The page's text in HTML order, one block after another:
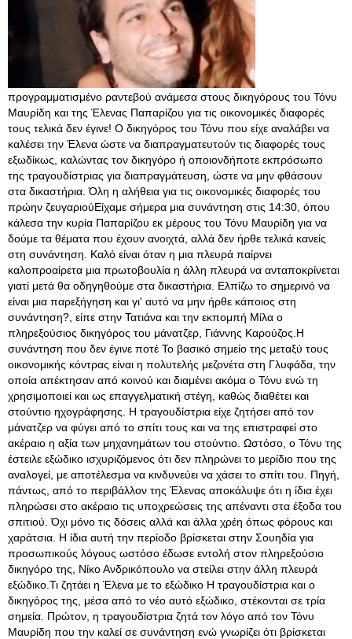
προγραμματισμένο ραντεβού ανάμεσα στους δικηγόρους του Τόνυ
Μαυρίδη και της Έλενας Παπαρίζου για τις οικονομικές διαφορές
τους τελικά δεν έγινε! Ο δικηγόρος του Τόνυ που είχε αναλάβει να
καλέσει την Έλενα ώστε να διαπραγματευτούν τις διαφορές τους
εξωδίκως, καλώντας τον δικηγόρο ή οποιονδήποτε εκπρόσωπο
της τραγουδίστριας για διαπραγμάτευση, ώστε να μην φθάσουν
στα δικαστήρια. Όλη η αλήθεια για τις οικονομικές διαφορές του
πρώην ζευγαριούΕίχαμε σήμερα μια συνάντηση στις 14:30, όπου
κάλεσα την κυρία Παπαρίζου εκ μέρους του Τόνυ Μαυρίδη για να
δούμε τα θέματα που έχουν ανοιχτά, αλλά δεν ήρθε τελικά κανείς
στη συνάντηση. Καλό είναι όταν η μια πλευρά παίρνει
καλοπροαίρετα μια πρωτοβουλία η άλλη πλευρά να ανταποκρίνεται
γιατί μετά θα οδηγηθούμε στα δικαστήρια. Ελπίζω το σημερινό να
είναι μια παρεξήγηση και γι' αυτό να μην ήρθε κάποιος στη
συνάντηση?, είπε στην Τατιάνα και την εκπομπή Μίλα ο
πληρεξούσιος δικηγόρος του μάνατζερ, Γιάννης Καρούζος.Η
συνάντηση που δεν έγινε ποτέ Το βασικό σημείο της μεταξύ τους
οικονομικής κόντρας είναι η πολυτελής μεζονέτα στη Γλυφάδα, την
οποία απέκτησαν από κοινού και διαμένει ακόμα ο Τόνυ ενώ τη
χρησιμοποιεί και ως επαγγελματική στέγη, καθώς διαθέτει και
στούντιο ηχογράφησης . Η τραγουδίστρια είχε ζητήσει από τον
μάνατζερ να φύγει από το σπίτι τους και να της επιστραφεί στο
ακέραιο η αξία των μηχανημάτων του στούντιο. Ωστόσο, ο Τόνυ της
έστειλε εξώδικο ισχυριζόμενος ότι δεν πληρώνει το μερίδιο που της
αναλογεί, με αποτέλεσμα να κινδυνεύει να χάσει το σπίτι του. Πηγή,
πάντως, από το περιβάλλον της Έλενας αποκάλυψε ότι η ίδια έχει
πληρώσει στο ακέραιο τις υποχρεώσεις της απέναντι στα έξοδα του
σπιτιού. Όχι μόνο τις δόσεις αλλά και άλλα χρέη όπως φόρους και
χαράτσια. Η ίδια αυτή την περίοδο βρίσκεται στην Σουηδία για
προσωπικούς λόγους ωστόσο έδωσε εντολή στον πληρεξούσιο
δικηγόρο της, Νίκο Ανδρικόπουλο να στείλει στην άλλη πλευρά
εξώδικο.Τι ζητάει η Έλενα με το εξώδικο Η τραγουδίστρια και ο
δικηγόρος της, μέσα από το νέο αυτό εξώδικο, στέκονται σε τρία
σημεία. Πρώτον, η τραγουδίστρια ζητά τον λόγο από τον Τόνυ
Μαυρίδη που την καλεί σε συνάντηση ενώ γνωρίζει ότι βρίσκεται